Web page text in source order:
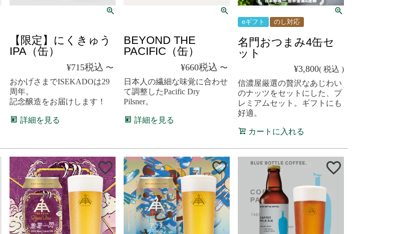
【限定】にくきゅう
IPA（缶）
¥715税込 〜
おかげさまでISEKADOは29
周年。
記念醸造をお届けします！
詳細を見る
BEYOND THE
PACIFIC（缶）
¥660税込 〜
日本人の繊細な味覚に合わせ
て調整したPacific Dry
Pilsner。
詳細を見る
eギフト のし対応
名門おつまみ4缶セ
ット
¥3,800 税込
信濃屋厳選の贅沢なあじわい
のナッツをセットにした、プ
レミアムセット。ギフトにも
好適。
カートに入れる